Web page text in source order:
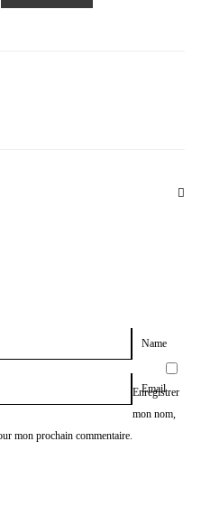
Name
Email
Enregistrer
mon nom,
mon prochain commentaire.